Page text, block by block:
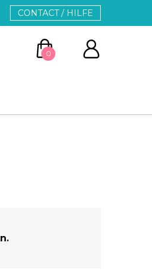
CONTACT / HILFE
0